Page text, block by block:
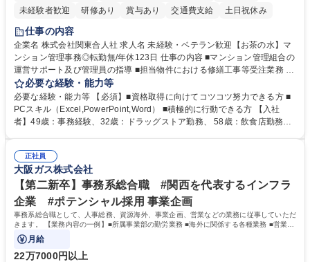
未経験者歓迎
研修あり 賞与あり 交通費支給 土日祝休み
仕事の内容
企業名 株式会社関東合人社 求人名 未経験・ベテラン歓迎【お茶の水】マ
ンション管理事務◎転勤無/年休123日 仕事の内容 ■マンション管理組合の
運営サポート及び管理員の指導 ■担当物件における修繕工事等受注業務 ■
事務所内での事務業務等 ★異業界からの転職者が多数活躍しています
【年収補足】532万円 ＋別途インセンティヴで平均約100万円/年（昨年度
実績） ＋管理業務主任者資格手当50,000円/月 ★親会社である株式会社合
人社計画研究所社のグループ会社として、質の高いサービスと適性価格を
無/年休123日
必要な経験・能力等
必要な経験・能力等 【必須】■資格取得に向けてコツコツ努力できる方 ■
PCスキル（Excel,PowerPoint,Word） ■積極的に行動できる方 【入社
者】49歳：事務経験、32歳：ドラッグストア勤務、 58歳：飲食店勤務
得出来ております！ 【魅力】■フレックス制度、未経験からでも下限年収
を一律支給！ ■管理業務主任者資格取得後には50,000円/月の手当あり！
学歴・資格 学歴：大学院 大学 高専 短大 専修学校 高校 語学力： 資格：第
一種運転免許普通自動車
正社員
大阪ガス株式会社
【第二新卒】事務系総合職 #関西を代表するインフラ
企業 #ポテンシャル採用 事業企画
事務系総合職として、人事総務、資源海外、事業企画、営業などの業務に従事していただ
きます。 【業務内容の一例】■所属事業部の勤労業務 ■海外に関係する各種業務 ■営業部
門の企画スタッフ、ルート営業
月給
22万7000円以上